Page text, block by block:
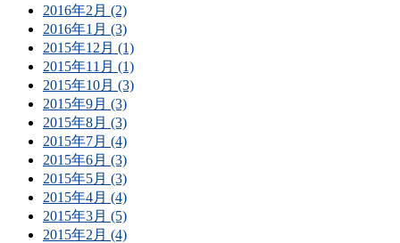
2016年2月 (2)
2016年1月 (3)
2015年12月 (1)
2015年11月 (1)
2015年10月 (3)
2015年9月 (3)
2015年8月 (3)
2015年7月 (4)
2015年6月 (3)
2015年5月 (3)
2015年4月 (4)
2015年3月 (5)
2015年2月 (4)